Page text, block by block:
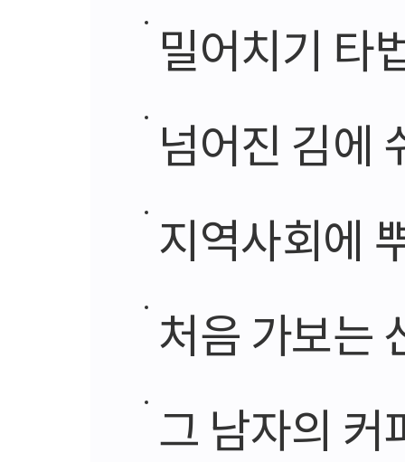
밀어치기 타
넘어진 김에
지역사회에
처음 가보는
그 남자의 커